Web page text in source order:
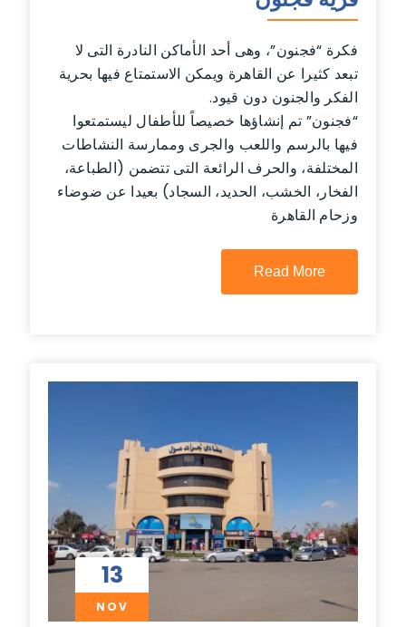
فكرة “فجنون”، وهى أحد الأماكن النادرة التى لا
تبعد كثيرا عن القاهرة ويمكن الاستمتاع فيها بحرية
الفكر والجنون دون قيود.
“فجنون” تم إنشاؤها خصيصاً للأطفال ليستمتعوا
فيها بالرسم واللعب والجرى وممارسة النشاطات
المختلفة، والحرف الرائعة التى تتضمن (الطباعة،
الفخار، الخشب، الحديد، السجاد) بعيدا عن ضوضاء
وزحام القاهرة
Read More
13
NOV